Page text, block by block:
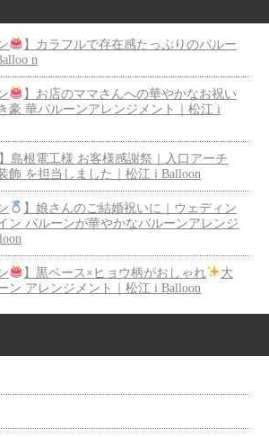
】カラフルで存在感たっぷりのバルー
n
】お店のママさんへの華やかなお祝い
豪 華バルーンアレンジメント｜松江 i
】島根電工様 お客様感謝祭｜入口アーチ
飾 を担当しました｜松江 i Balloon
】娘さんのご結婚祝いに｜ウェディン
ン バルーンが華やかなバルーンアレンジ
】黒ベース×ヒョウ柄がおしゃれ
大
ン アレンジメント｜松江 i Balloon